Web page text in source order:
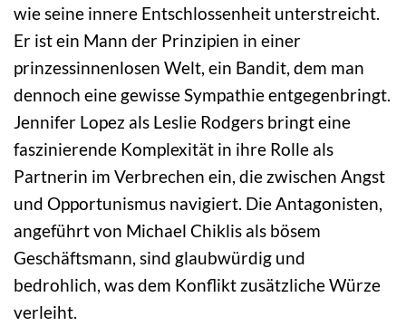
wie seine innere Entschlossenheit unterstreicht.
Er ist ein Mann der Prinzipien in einer
prinzessinnenlosen Welt, ein Bandit, dem man
dennoch eine gewisse Sympathie entgegenbringt.
Jennifer Lopez als Leslie Rodgers bringt eine
faszinierende Komplexität in ihre Rolle als
Partnerin im Verbrechen ein, die zwischen Angst
und Opportunismus navigiert. Die Antagonisten,
angeführt von Michael Chiklis als bösem
Geschäftsmann, sind glaubwürdig und
bedrohlich, was dem Konflikt zusätzliche Würze
verleiht.